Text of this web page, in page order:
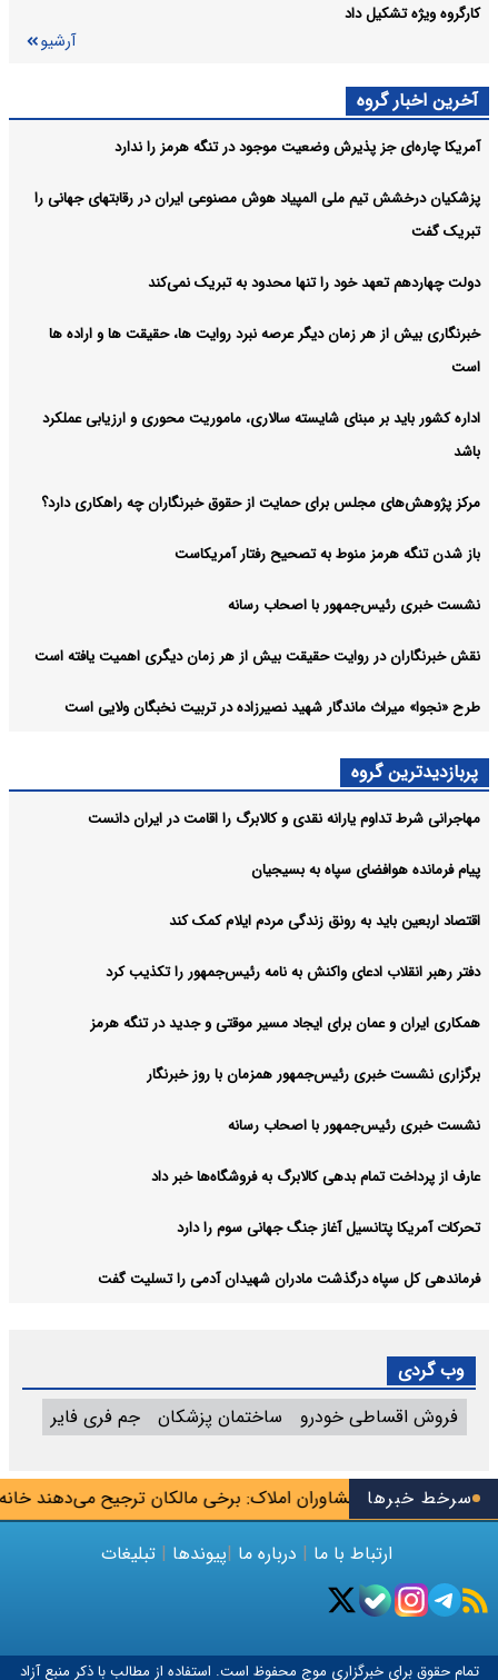
سرخط خبرها
اتحادیه مشاوران املاک: برخی مالکان ترجیح می‌دهند خانه
کارگروه ویژه تشکیل داد
آرشیو
آخرین اخبار گروه
آمریکا چاره‌ای جز پذیرش وضعیت موجود در تنگه هرمز را ندارد
پزشکیان درخشش تیم ملی المپیاد هوش مصنوعی ایران در رقابتهای جهانی را
تبریک گفت
دولت چهاردهم تعهد خود را تنها محدود به تبریک نمی‌کند
خبرنگاری بیش از هر زمان دیگر عرصه نبرد روایت ها، حقیقت ها و اراده ها
است
اداره کشور باید بر مبنای شایسته سالاری، ماموریت محوری و ارزیابی عملکرد
باشد
مرکز پژوهش‌های مجلس برای حمایت از حقوق خبرنگاران چه راهکاری دارد؟
باز شدن تنگه هرمز منوط به تصحیح رفتار آمریکاست
نشست خبری رئیس‌جمهور با اصحاب رسانه
نقش خبرنگاران در روایت حقیقت بیش از هر زمان دیگری اهمیت یافته است
طرح «نجوا» میراث ماندگار شهید نصیرزاده در تربیت نخبگان ولایی است
پربازدیدترین گروه
مهاجرانی شرط تداوم یارانه نقدی و کالابرگ را اقامت در ایران دانست
پیام فرمانده هوافضای سپاه به بسیجیان
اقتصاد اربعین باید به رونق زندگی مردم ایلام کمک کند
دفتر رهبر انقلاب ادعای واکنش به نامه رئیس‌جمهور را تکذیب کرد
همکاری ایران و عمان برای ایجاد مسیر موقتی و جدید در تنگه هرمز
برگزاری نشست خبری رئیس‌جمهور همزمان با روز خبرنگار
نشست خبری رئیس‌جمهور با اصحاب رسانه
عارف از پرداخت تمام بدهی کالابرگ به فروشگاه‌ها خبر داد
تحرکات آمریکا پتانسیل آغاز جنگ جهانی سوم را دارد
فرماندهی کل سپاه درگذشت مادران شهیدان آدمی را تسلیت گفت
وب گردی
فروش اقساطی خودرو
ساختمان پزشکان جم فری فایر
ارتباط با ما | درباره ما |پیوندها | تبلیغات
تمام حقوق برای خبرگزاری موج محفوظ است. استفاده از مطالب با ذکر منبع آزاد